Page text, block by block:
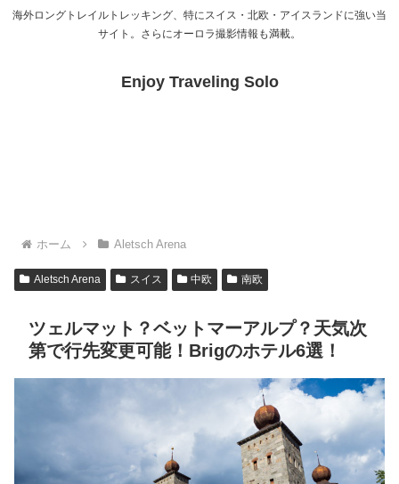
海外ロングトレイルトレッキング、特にスイス・北欧・アイスランドに強い当
サイト。さらにオーロラ撮影情報も満載。
Enjoy Traveling Solo
ホーム Aletsch Arena
Aletsch Arena スイス 中欧 南欧
ツェルマット？ベットマーアルプ？天気次
第で行先変更可能！Brigのホテル6選！